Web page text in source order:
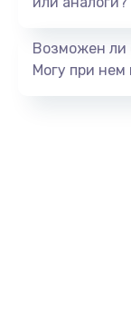
Возможен ли
Могу при нем